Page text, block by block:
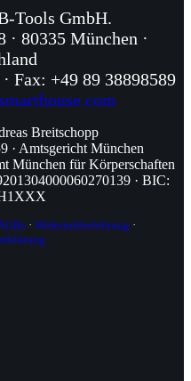
Tools GmbH.
· 80335 München ·
Fax: +49 89 38898589
Breitschopp
· Amtsgericht München
München für Körperschaften
· BIC:
· Widerrufsbelehrung ·